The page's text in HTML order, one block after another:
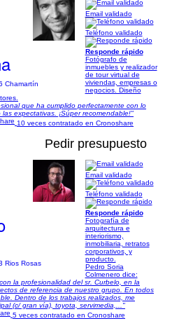
Chamartín
Email validado
Teléfono validado
Responde rápido
Fotógrafo de
inmuebles y realizador
de tour virtual de
viviendas, empresas o
negocios. Diseño
que ha cumplido perfectamente con lo
expectativas. ¡Súper recomendable!"
10 veces contratado en Cronoshare
Pedir presupuesto
Rios Rosas
Email validado
Teléfono validado
Responde rápido
Fotografía de
arquitectura e
interiorismo,
inmobiliaria, retratos
corporativos, y
producto.
Pedro Soria
Colmenero dice:
la profesionalidad del sr. Curbelo, en la
de referencia de nuestro grupo. En todos
Dentro de los trabajos realizados, me
(c/ gran vía), toyota, servimedia,..."
5 veces contratado en Cronoshare